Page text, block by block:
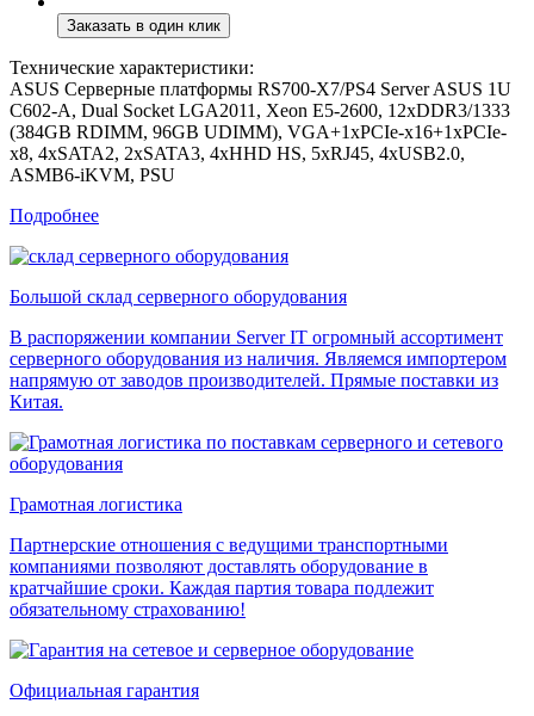
Технические характеристики:
ASUS Серверные платформы RS700-X7/PS4 Server ASUS 1U
C602-A, Dual Socket LGA2011, Xeon E5-2600, 12xDDR3/1333
(384GB RDIMM, 96GB UDIMM), VGA+1xPCIe-x16+1xPCIe-
x8, 4xSATA2, 2xSATA3, 4xHHD HS, 5xRJ45, 4xUSB2.0,
ASMB6-iKVM, PSU
Подробнее
Большой склад серверного оборудования
В распоряжении компании Server IT огромный ассортимент
серверного оборудования из наличия. Являемся импортером
напрямую от заводов производителей. Прямые поставки из
Китая.
Грамотная логистика
Партнерские отношения с ведущими транспортными
компаниями позволяют доставлять оборудование в
кратчайшие сроки. Каждая партия товара подлежит
обязательному страхованию!
Официальная гарантия